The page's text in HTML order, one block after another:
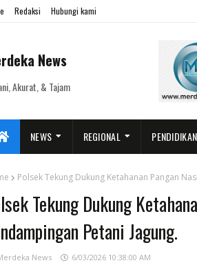
Redaksi Hubungi kami
News
Akurat, & Tajam
NEWS REGIONAL PENDIDIKAN
Polsek Tekung Dukung Ketahanan Pangan
Tekung Dukung
Petani Jagung.
News 6/03/2026 10:38:00 AM